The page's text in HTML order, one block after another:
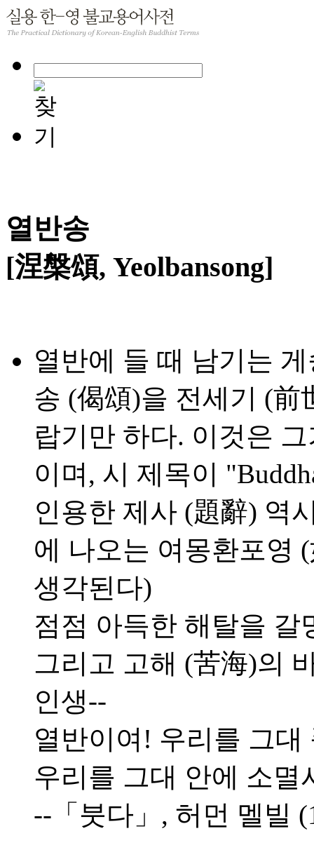
열반송
[涅槃頌, Yeolbansong]
열반에 들 때 남기는
송 (偈頌)을 전세기 (前
랍기만 하다. 이것은
이며, 시 제목이
인용한 제사 (題辭) 역
에 나오는 여몽환포영
생각된다)
점점 아득한 해탈을 갈
그리고 고해 (苦海)의
인생--
열반이여! 우리를 그대
우리를 그대 안에 소멸
--「붓다」, 허먼 멜빌